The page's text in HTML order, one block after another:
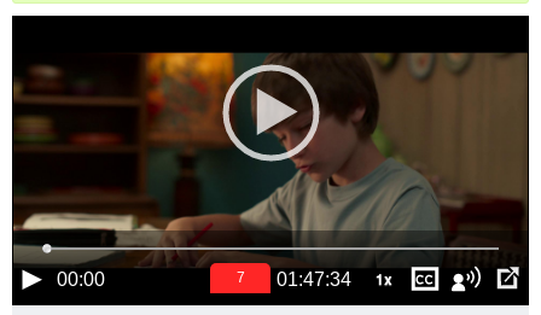
00:00 01:47:34 1x
6